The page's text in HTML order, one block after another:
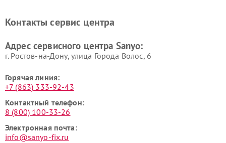
Контакты сервис центра
Адрес сервисного центра Sanyo:
г. Ростов-на-Дону, улица Города Волос, 6
Горячая линия:
+7 (863) 333-92-43
Контактный телефон:
8 (800) 100-33-26
Электронная почта:
info@sanyo-fix.ru